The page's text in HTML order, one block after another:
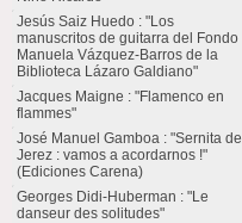
Jesús Saiz Huedo : "Los
manuscritos de guitarra del Fondo
Manuela Vázquez-Barros de la
Biblioteca Lázaro Galdiano"
Jacques Maigne : "Flamenco en
flammes"
José Manuel Gamboa : "Sernita de
Jerez : vamos a acordarnos !"
(Ediciones Carena)
Georges Didi-Huberman : "Le
danseur des solitudes"